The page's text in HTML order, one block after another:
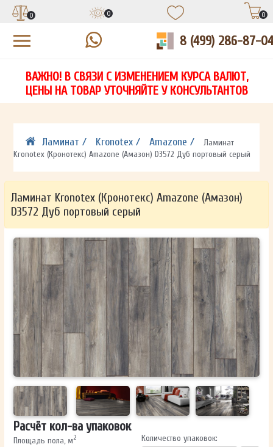
НА
СВЯЖЕТСЯ С ВАМИ В ТЕЧЕНИЕ 15 МИНУТ
ОТПРАВИТЬ
Ваши данные не будут переданы третьим лицам
ЗАПОЛНИТЕ ФОРМУ И НАШ МЕНЕДЖЕР
СВЯЖЕТСЯ С ВАМИ В ТЕЧЕНИЕ 15 МИНУТ
ОТПРАВИТЬ
Ваши данные не будут переданы третьим лицам
ЗАПОЛНИТЕ ФОРМУ И НАШ МЕНЕДЖЕР
СВЯЖЕТСЯ С ВАМИ В ТЕЧЕНИЕ 15 МИНУТ
ОТПРАВИТЬ
Ваши данные не будут переданы третьим лицам
0 0 0
8 (499) 286-87-04
ВАЖНО! В СВЯЗИ С ИЗМЕНЕНИЕМ КУРСА ВАЛЮТ,
ЦЕНЫ НА ТОВАР УТОЧНЯЙТЕ У КОНСУЛЬТАНТОВ
Ламинат / Kronotex / Amazone /
Ламинат
Kronotex (Кронотекс) Amazone (Амазон) D3572 Дуб портовый серый
Ламинат Kronotex (Кронотекс) Amazone (Амазон)
D3572 Дуб портовый серый
Расчёт кол-ва упаковок
Площадь пола, м2 Количество упаковок: